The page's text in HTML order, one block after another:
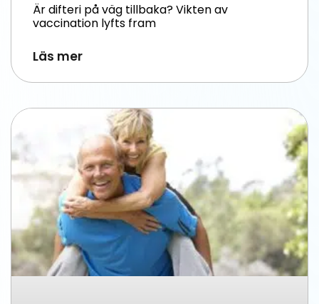
Är difteri på väg tillbaka? Vikten av
vaccination lyfts fram
Läs mer